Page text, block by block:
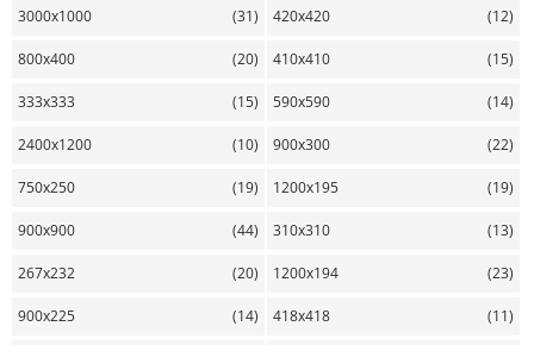
3000х1000 (31) 420х420 (12)
800х400 (20) 410х410 (15)
333х333 (15) 590х590 (14)
2400х1200 (10) 900х300 (22)
750х250 (19) 1200х195 (19)
900х900 (44) 310х310 (13)
267х232 (20) 1200х194 (23)
900х225 (14) 418х418 (11)